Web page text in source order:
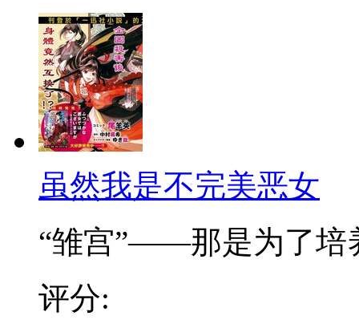
虽然我是不完美恶女
“雏宫”——那是为了培
评分: